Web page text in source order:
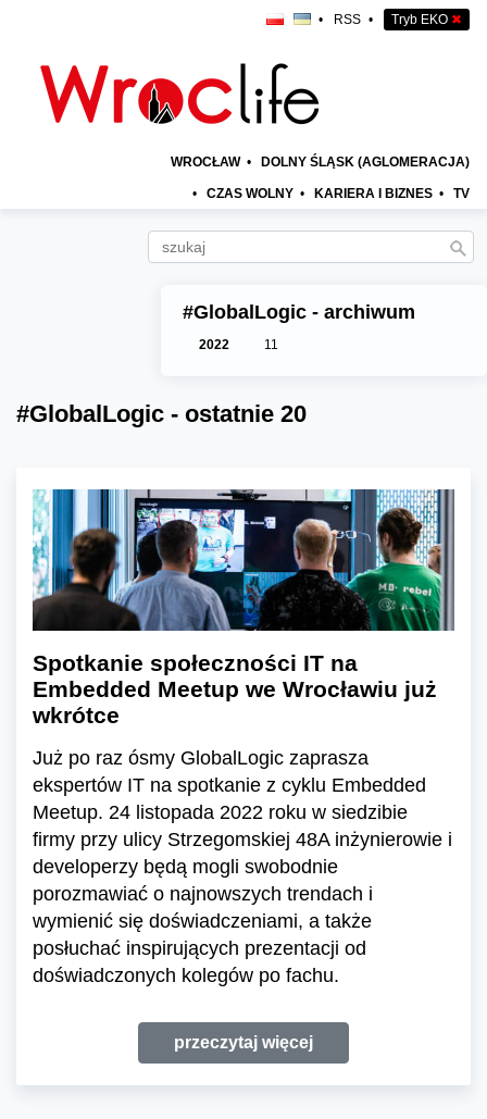
• RSS • Tryb EKO ✖
WROCŁAW • DOLNY ŚLĄSK (AGLOMERACJA)
• CZAS WOLNY • KARIERA I BIZNES • TV
#GlobalLogic - archiwum
2022 11
#GlobalLogic - ostatnie 20
Spotkanie społeczności IT na
Embedded Meetup we Wrocławiu już
wkrótce
Już po raz ósmy GlobalLogic zaprasza
ekspertów IT na spotkanie z cyklu Embedded
Meetup. 24 listopada 2022 roku w siedzibie
firmy przy ulicy Strzegomskiej 48A inżynierowie i
developerzy będą mogli swobodnie
porozmawiać o najnowszych trendach i
wymienić się doświadczeniami, a także
posłuchać inspirujących prezentacji od
doświadczonych kolegów po fachu.
przeczytaj więcej